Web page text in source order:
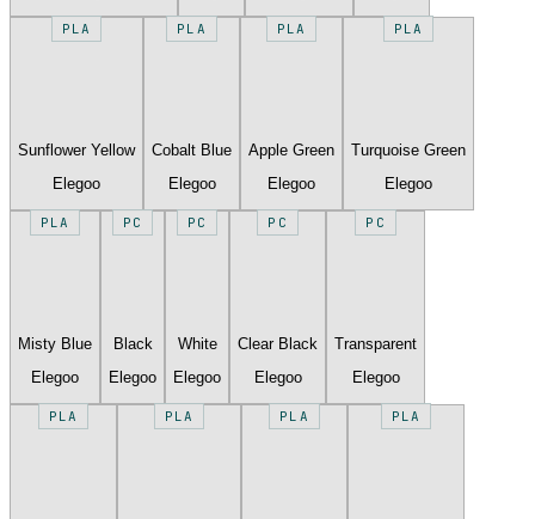
PLA
Sunflower Yellow
Elegoo
PLA
Cobalt Blue
Elegoo
PLA
Apple Green
Elegoo
PLA
Turquoise Green
Elegoo
PLA
Misty Blue
Elegoo
PC
Black
Elegoo
PC
White
Elegoo
PC
Clear Black
Elegoo
PC
Transparent
Elegoo
PLA PLA PLA PLA